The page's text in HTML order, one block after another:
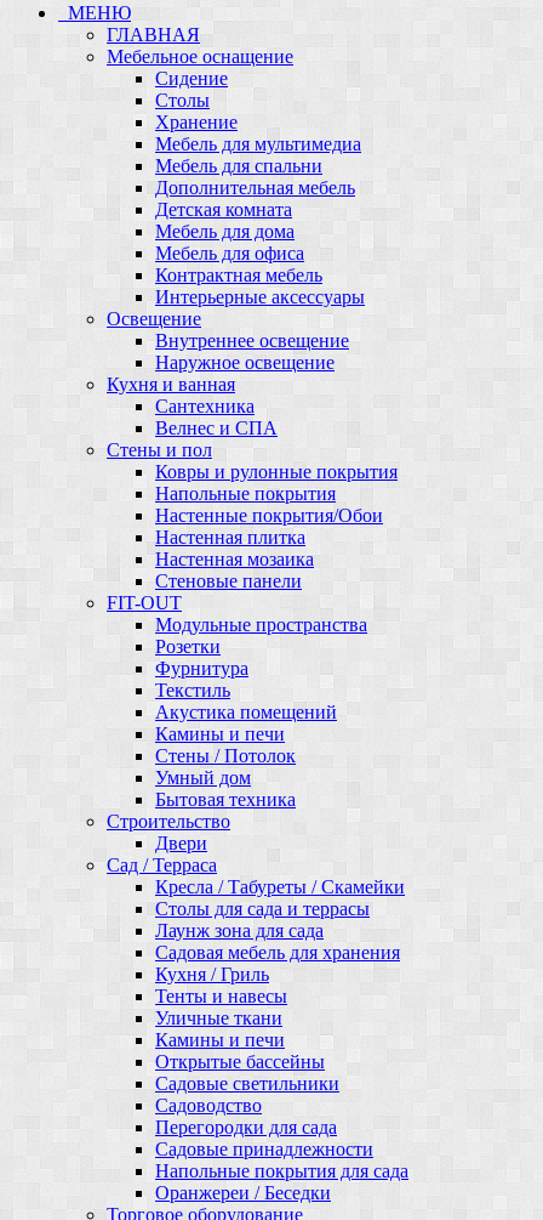
МЕНЮ
ГЛАВНАЯ
Мебельное оснащение
Сидение
Столы
Хранение
Мебель для мультимедиа
Мебель для спальни
Дополнительная мебель
Детская комната
Мебель для дома
Мебель для офиса
Контрактная мебель
Интерьерные аксессуары
Освещение
Внутреннее освещение
Наружное освещение
Кухня и ванная
Сантехника
Велнес и СПА
Стены и пол
Ковры и рулонные покрытия
Напольные покрытия
Настенные покрытия/Обои
Настенная плитка
Настенная мозаика
Стеновые панели
FIT-OUT
Модульные пространства
Розетки
Фурнитура
Текстиль
Акустика помещений
Камины и печи
Стены / Потолок
Умный дом
Бытовая техника
Строительство
Двери
Сад / Терраса
Кресла / Табуреты / Скамейки
Столы для сада и террасы
Лаунж зона для сада
Садовая мебель для хранения
Кухня / Гриль
Тенты и навесы
Уличные ткани
Камины и печи
Открытые бассейны
Садовые светильники
Садоводство
Перегородки для сада
Садовые принадлежности
Напольные покрытия для сада
Оранжереи / Беседки
Торговое оборудование